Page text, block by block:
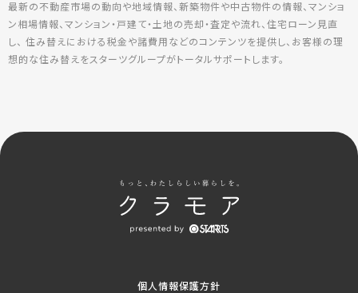
最新の不動産市場の動向や地域情報、新築物件や中古物件の情報、マンショ
ン相場情報、マンション・戸建て・土地の売却・査定や流れ、住宅ローン見直
し、 住み替えにおける税金や諸費用などのコンテンツを提供し、お客様の理
想的な住み替えをスターツグループがトータルサポートします。
個人情報保護方針